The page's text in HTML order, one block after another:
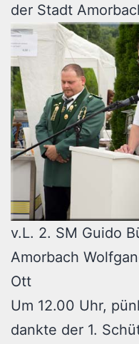
der Stadt
v.L. 2. SM Guido
Amorbach
Ott
Um 12.00 Uhr,
dankte der 1.